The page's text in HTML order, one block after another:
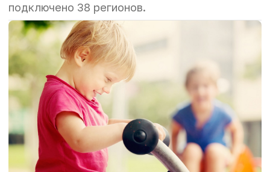
подключено 38 регионов.